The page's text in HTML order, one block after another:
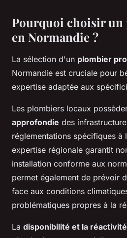
Pourquoi choisir un
en Normandie ?
La sélection d'un plombier
Normandie est cruciale pour
expertise adaptée aux
Les plombiers locaux
approfondie des
réglementations spécifiques à
expertise régionale garantit
installation conforme aux
permet également de prévoir
face aux conditions
problématiques propres à la
La disponibilité et la réactivité